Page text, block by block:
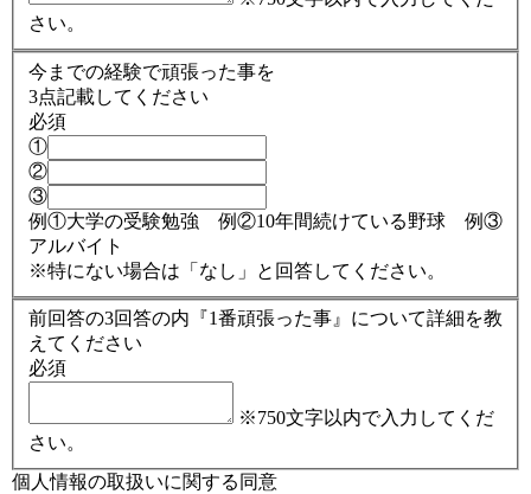
さい。
今までの経験で頑張った事を
3点記載してください
必須
①
②
③
例①大学の受験勉強 例②10年間続けている野球 例③
アルバイト
※特にない場合は「なし」と回答してください。
前回答の3回答の内『1番頑張った事』について詳細を教
えてください
必須
※750文字以内で入力してくだ
さい。
個人情報の取扱いに関する同意